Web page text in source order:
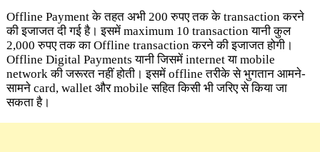
Offline Payment के तहत अभी 200 रुपए तक के transaction करने
की इजाजत दी गई है। इसमें maximum 10 transaction यानी कुल
2,000 रुपए तक का Offline transaction करने की इजाजत होगी।
Offline Digital Payments यानी जिसमें internet या mobile
network की जरूरत नहीं होती। इसमें offline तरीके से भुगतान आमने-
सामने card, wallet और mobile सहित किसी भी जरिए से किया जा
सकता है।